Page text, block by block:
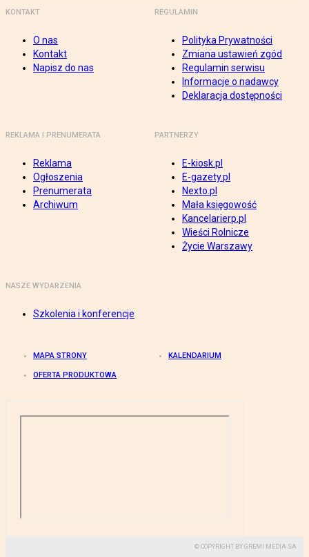
KONTAKT
O nas
Kontakt
Napisz do nas
REGULAMIN
Polityka Prywatności
Zmiana ustawień zgód
Regulamin serwisu
Informacje o nadawcy
Deklaracja dostępności
REKLAMA I PRENUMERATA
Reklama
Ogłoszenia
Prenumerata
Archiwum
PARTNERZY
E-kiosk.pl
E-gazety.pl
Nexto.pl
Mała księgowość
Kancelarierp.pl
Wieści Rolnicze
Życie Warszawy
NASZE WYDARZENIA
Szkolenia i konferencje
MAPA STRONY KALENDARIUM
OFERTA PRODUKTOWA
© COPYRIGHT BY GREMI MEDIA SA